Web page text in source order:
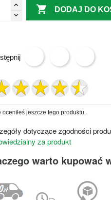
 DODAJ DO
oceniłeś jeszcze tego produktu.
dotyczące zgodności
za produkt
warto kupować